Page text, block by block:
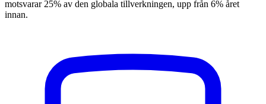
motsvarar 25% av den globala tillverkningen, upp från 6% året
innan.